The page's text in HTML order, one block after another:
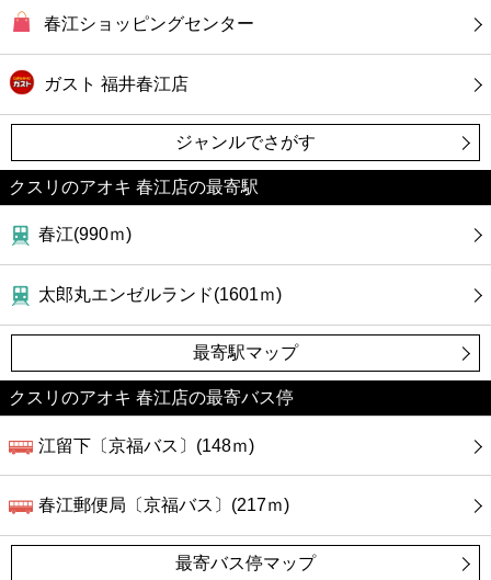
銀行
公共
春江ショッピングセンター
ガスト 福井春江店
ジャンルでさがす
クスリのアオキ 春江店の最寄駅
春江(990ｍ)
太郎丸エンゼルランド(1601ｍ)
最寄駅マップ
クスリのアオキ 春江店の最寄バス停
江留下〔京福バス〕(148ｍ)
春江郵便局〔京福バス〕(217ｍ)
最寄バス停マップ